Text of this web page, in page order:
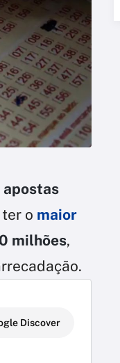
apostas
o maior
milhões,
Discover